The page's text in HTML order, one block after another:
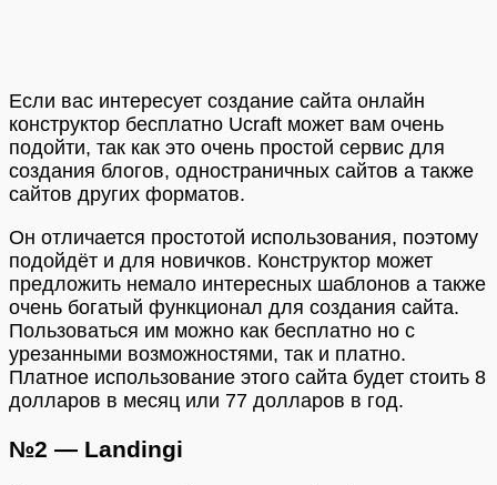
Если вас интересует создание сайта онлайн
конструктор бесплатно Ucraft может вам очень
подойти, так как это очень простой сервис для
создания блогов, одностраничных сайтов а также
сайтов других форматов.
Он отличается простотой использования, поэтому
подойдёт и для новичков. Конструктор может
предложить немало интересных шаблонов а также
очень богатый функционал для создания сайта.
Пользоваться им можно как бесплатно но с
урезанными возможностями, так и платно.
Платное использование этого сайта будет стоить 8
долларов в месяц или 77 долларов в год.
№2 — Landingi